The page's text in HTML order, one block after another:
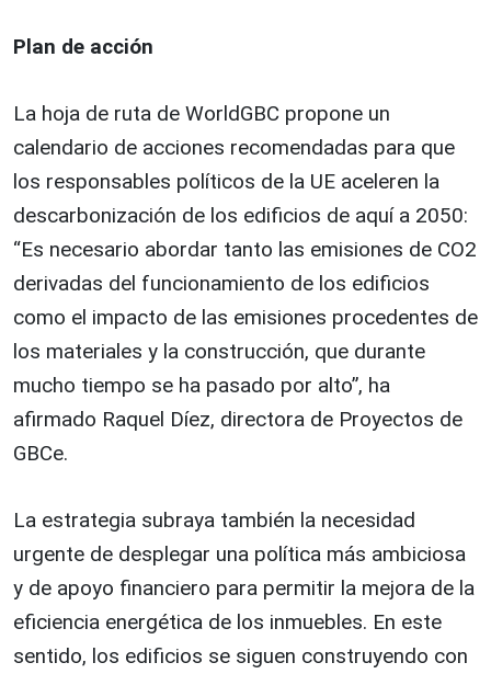
Plan de acción
La hoja de ruta de WorldGBC propone un
calendario de acciones recomendadas para que
los responsables políticos de la UE aceleren la
descarbonización de los edificios de aquí a 2050:
“Es necesario abordar tanto las emisiones de CO2
derivadas del funcionamiento de los edificios
como el impacto de las emisiones procedentes de
los materiales y la construcción, que durante
mucho tiempo se ha pasado por alto”, ha
afirmado Raquel Díez, directora de Proyectos de
GBCe.
La estrategia subraya también la necesidad
urgente de desplegar una política más ambiciosa
y de apoyo financiero para permitir la mejora de la
eficiencia energética de los inmuebles. En este
sentido, los edificios se siguen construyendo con